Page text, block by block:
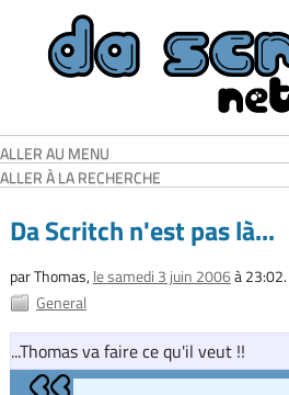
ALLER AU MENU
ALLER À LA RECHERCHE
Da Scritch n'est pas là...
par Thomas, le samedi 3 juin 2006à 23:02.
General
...Thomas va faire ce qu'il veut !!